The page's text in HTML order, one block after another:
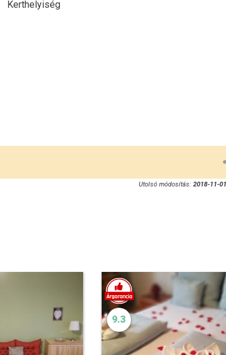
Kerthelyiség
Utolsó módosítás: 2018-11-
9.3